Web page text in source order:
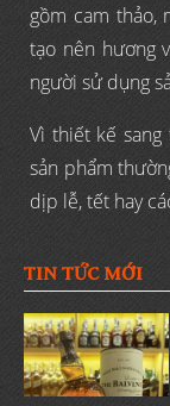
gồm cam thảo,
tạo nên hương
người sử dụng
Vì thiết kế
sản phẩm
dịp lễ, tết hay
TIN TỨC MỚI